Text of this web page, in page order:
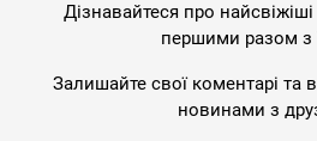
Дізнавайтеся про
першими разом з
Залишайте свої коментарі та
новинами з